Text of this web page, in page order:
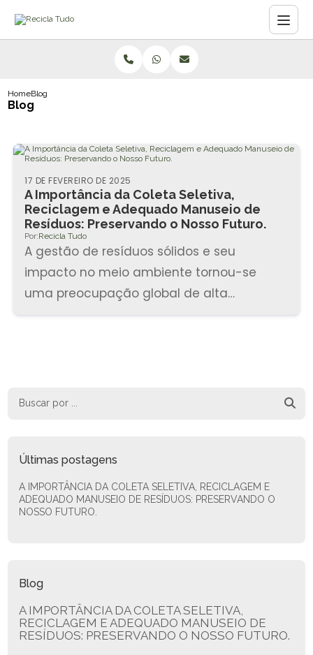
HomeBlog
Blog
A Importância da Coleta Seletiva,
Reciclagem e Adequado Manuseio de
Resíduos: Preservando o Nosso Futuro.
17 DE FEVEREIRO DE 2025
Por:Recicla Tudo
A gestão de resíduos sólidos e seu
impacto no meio ambiente tornou-se
uma preocupação global de alta
prioridade. Com o crescimento
Últimas postagens
A IMPORTÂNCIA DA COLETA SELETIVA, RECICLAGEM E
ADEQUADO MANUSEIO DE RESÍDUOS: PRESERVANDO O
NOSSO FUTURO.
Blog
A IMPORTÂNCIA DA COLETA SELETIVA,
RECICLAGEM E ADEQUADO MANUSEIO DE
RESÍDUOS: PRESERVANDO O NOSSO FUTURO.